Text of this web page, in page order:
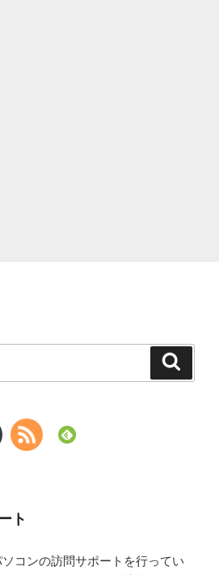
ト
コンの訪問サポートを行ってい